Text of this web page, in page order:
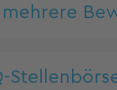
mehrere